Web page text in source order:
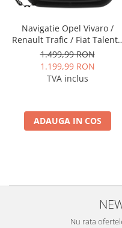
Navigatie Opel Vivaro /
Renault Trafic / Fiat Talento
(2014-2017), Android, E-
Octacore / 2GB RAM + 32GB
ROM, 9 Inch - AD-
BGE9002+AD-BGRKIT389
1.499,99 RON
1.199,99 RON
TVA inclus
ADAUGA IN COS
Nu rata